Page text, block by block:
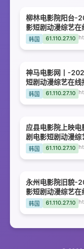
柳林电影院阳台-
影短剧动漫综艺在
韩国 61.110.27.10
神马电影网丨-
短剧动漫综艺在线
韩国 61.110.27.10
应县电影院上映
剧电影短剧动漫综
韩国 61.110.27.10
永州电影院旧貌-
影短剧动漫综艺在
韩国 61.110.27.10